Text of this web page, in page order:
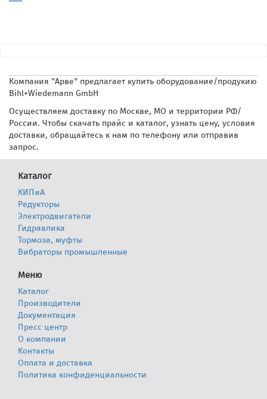
Компания "Арве" предлагает купить оборудование/продукию
Bihl+Wiedemann GmbH
Осуществляем доставку по Москве, МО и территории РФ/
России. Чтобы скачать прайс и каталог, узнать цену, условия
доставки, обращайтесь к нам по телефону или отправив
запрос.
Каталог
КИПиА
Редукторы
Электродвигатели
Гидравлика
Тормоза, муфты
Вибраторы промышленные
Меню
Каталог
Производители
Документация
Пресс центр
О компании
Контакты
Оплата и доставка
Политика конфиденциальности